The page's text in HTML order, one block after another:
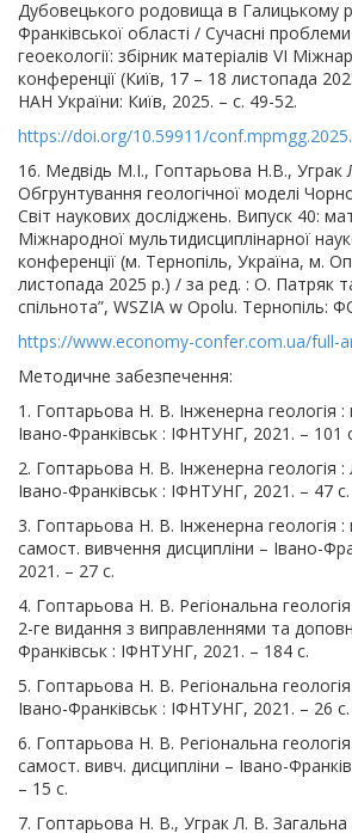
Дубовецького родовища в Галицькому
Франківської області / Сучасні проблеми
геоекології: збірник матеріалів VI
конференції (Київ, 17 – 18 листопада
НАН України: Київ, 2025. – с. 49-52.
https://doi.org/10.59911/
16. Медвідь М.І., Гоптарьова Н.В., Уграк
Обгрунтування геологічної моделі
Світ наукових досліджень. Випуск 40:
Міжнародної мультидисциплінарної
конференції (м. Тернопіль, Україна, м.
листопада 2025 р.) / за ред. : О. Патряк
спільнота”, WSZIA w Opolu. Тернопіль:
https://www.economy-confer.com.ua/full-
Методичне забезпечення:
1. Гоптарьова Н. В. Інженерна геологія :
Івано-Франківськ : ІФНТУНГ, 2021. – 101
2. Гоптарьова Н. В. Інженерна геологія
Івано-Франківськ : ІФНТУНГ, 2021. – 47 с.
3. Гоптарьова Н. В. Інженерна геологія :
самост. вивчення дисципліни – Івано-
2021. – 27 с.
4. Гоптарьова Н. В. Регіональна
2-ге видання з виправленнями та
Франківськ : ІФНТУНГ, 2021. – 184 с.
5. Гоптарьова Н. В. Регіональна
Івано-Франківськ : ІФНТУНГ, 2021. – 26 с.
6. Гоптарьова Н. В. Регіональна
самост. вивч. дисципліни – Івано-
– 15 с.
7. Гоптарьова Н. В., Уграк Л. В. Загальна